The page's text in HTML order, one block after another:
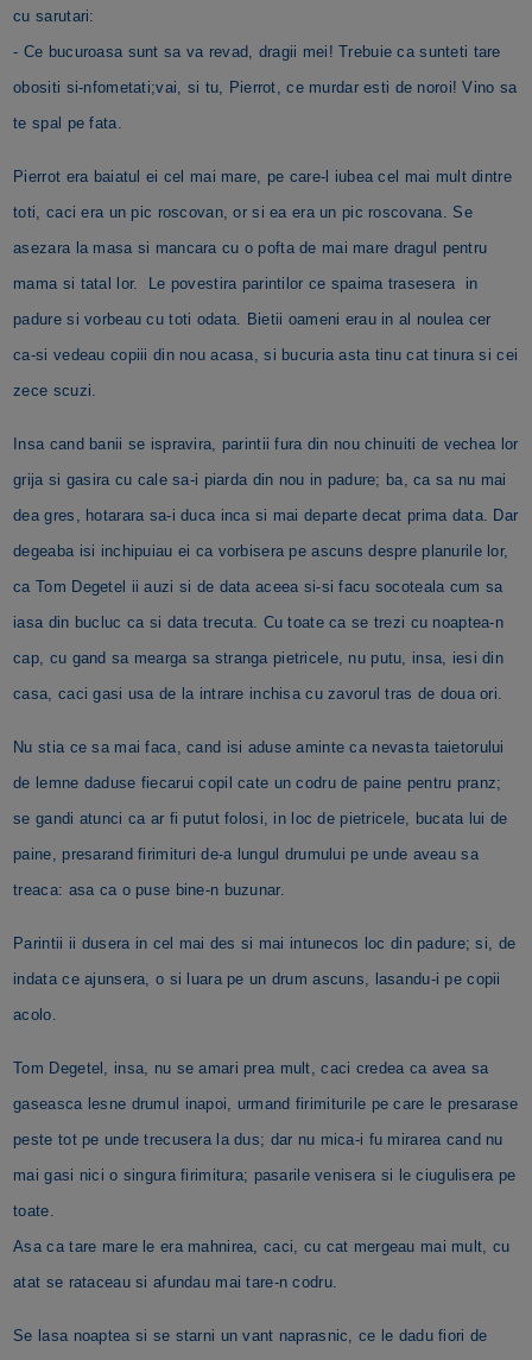
cu sarutari:
- Ce bucuroasa sunt sa va revad, dragii mei! Trebuie ca sunteti tare
obositi si-nfometati;vai, si tu, Pierrot, ce murdar esti de noroi! Vino sa
te spal pe fata.
Pierrot era baiatul ei cel mai mare, pe care-l iubea cel mai mult dintre
toti, caci era un pic roscovan, or si ea era un pic roscovana. Se
asezara la masa si mancara cu o pofta de mai mare dragul pentru
mama si tatal lor. Le povestira parintilor ce spaima trasesera in
padure si vorbeau cu toti odata. Bietii oameni erau in al noulea cer
ca-si vedeau copiii din nou acasa, si bucuria asta tinu cat tinura si cei
zece scuzi.
Insa cand banii se ispravira, parintii fura din nou chinuiti de vechea lor
grija si gasira cu cale sa-i piarda din nou in padure; ba, ca sa nu mai
dea gres, hotarara sa-i duca inca si mai departe decat prima data. Dar
degeaba isi inchipuiau ei ca vorbisera pe ascuns despre planurile lor,
ca Tom Degetel ii auzi si de data aceea si-si facu socoteala cum sa
iasa din bucluc ca si data trecuta. Cu toate ca se trezi cu noaptea-n
cap, cu gand sa mearga sa stranga pietricele, nu putu, insa, iesi din
casa, caci gasi usa de la intrare inchisa cu zavorul tras de doua ori.
Nu stia ce sa mai faca, cand isi aduse aminte ca nevasta taietorului
de lemne daduse fiecarui copil cate un codru de paine pentru pranz;
se gandi atunci ca ar fi putut folosi, in loc de pietricele, bucata lui de
paine, presarand firimituri de-a lungul drumului pe unde aveau sa
treaca: asa ca o puse bine-n buzunar.
Parintii ii dusera in cel mai des si mai intunecos loc din padure; si, de
indata ce ajunsera, o si luara pe un drum ascuns, lasandu-i pe copii
acolo.
Tom Degetel, insa, nu se amari prea mult, caci credea ca avea sa
gaseasca lesne drumul inapoi, urmand firimiturile pe care le presarase
peste tot pe unde trecusera la dus; dar nu mica-i fu mirarea cand nu
mai gasi nici o singura firimitura; pasarile venisera si le ciugulisera pe
toate.
Asa ca tare mare le era mahnirea, caci, cu cat mergeau mai mult, cu
atat se rataceau si afundau mai tare-n codru.
Se lasa noaptea si se starni un vant naprasnic, ce le dadu fiori de